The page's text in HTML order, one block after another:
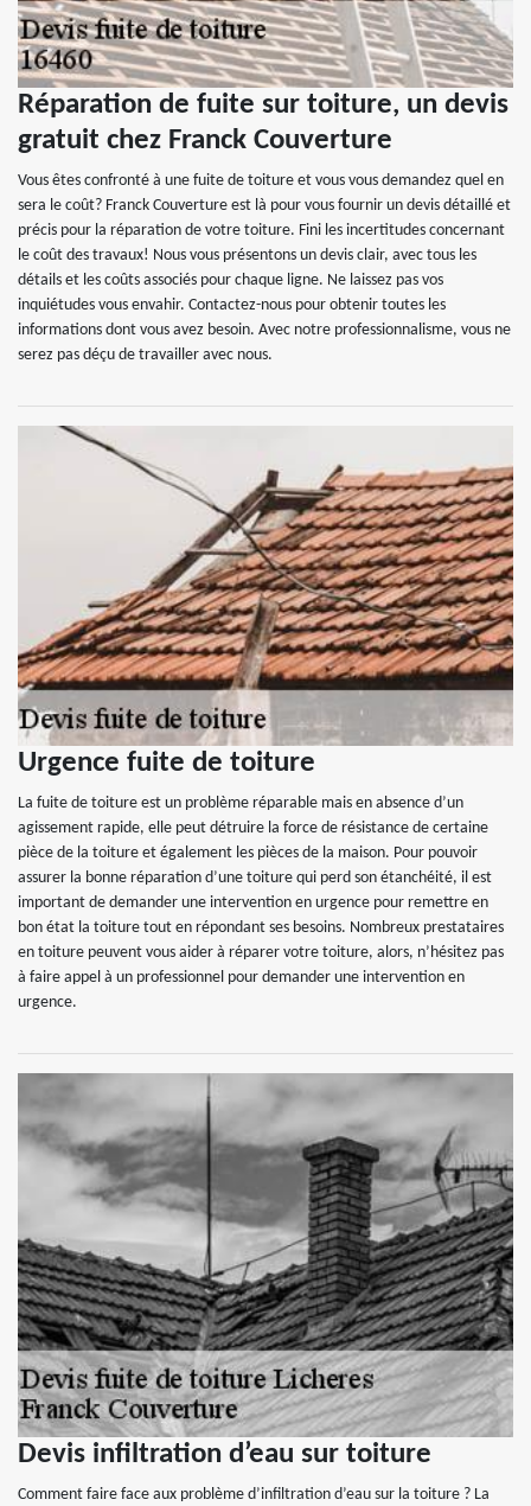
Réparation de fuite sur toiture, un devis
gratuit chez Franck Couverture
Vous êtes confronté à une fuite de toiture et vous vous demandez quel en
sera le coût? Franck Couverture est là pour vous fournir un devis détaillé et
précis pour la réparation de votre toiture. Fini les incertitudes concernant
le coût des travaux! Nous vous présentons un devis clair, avec tous les
détails et les coûts associés pour chaque ligne. Ne laissez pas vos
inquiétudes vous envahir. Contactez-nous pour obtenir toutes les
informations dont vous avez besoin. Avec notre professionnalisme, vous ne
serez pas déçu de travailler avec nous.
Urgence fuite de toiture
La fuite de toiture est un problème réparable mais en absence d’un
agissement rapide, elle peut détruire la force de résistance de certaine
pièce de la toiture et également les pièces de la maison. Pour pouvoir
assurer la bonne réparation d’une toiture qui perd son étanchéité, il est
important de demander une intervention en urgence pour remettre en
bon état la toiture tout en répondant ses besoins. Nombreux prestataires
en toiture peuvent vous aider à réparer votre toiture, alors, n’hésitez pas
à faire appel à un professionnel pour demander une intervention en
urgence.
Devis infiltration d’eau sur toiture
Comment faire face aux problème d’infiltration d’eau sur la toiture ? La